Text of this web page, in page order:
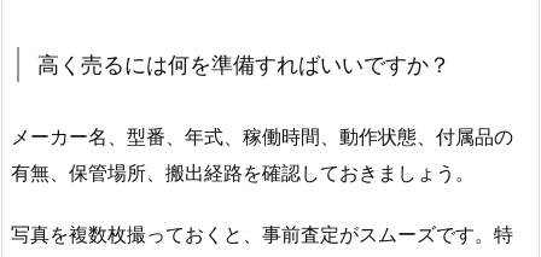
高く売るには何を準備すればいいですか？
メーカー名、型番、年式、稼働時間、動作状態、付属品の
有無、保管場所、搬出経路を確認しておきましょう。
写真を複数枚撮っておくと、事前査定がスムーズです。特